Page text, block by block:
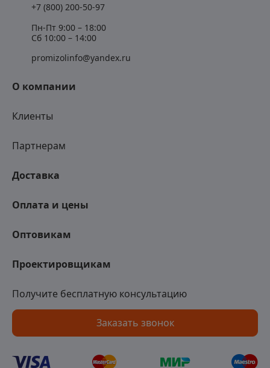
Получите бесплатную консультацию
Заказать звонок
О компании
Клиенты
Партнерам
Доставка
Оплата и цены
Оптовикам
Проектировщикам
+7 (800) 200-50-97
Пн-Пт 9:00 – 18:00
Сб 10:00 – 14:00
promizolinfo@yandex.ru